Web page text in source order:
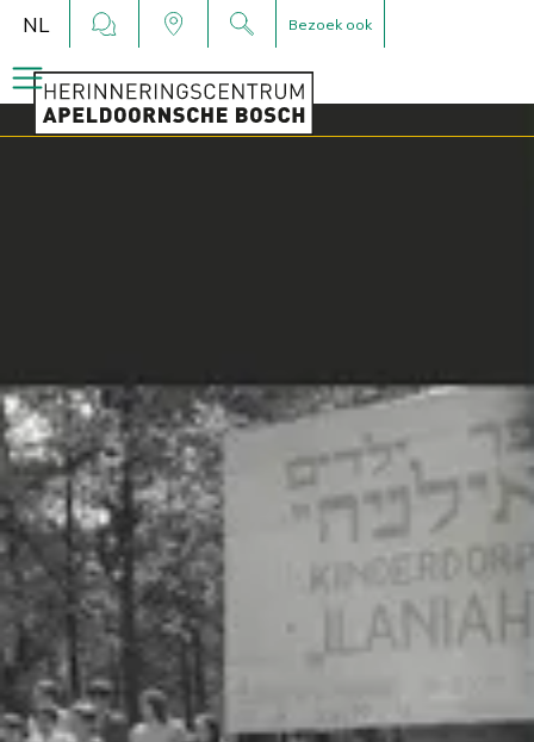
NL Bezoek ook